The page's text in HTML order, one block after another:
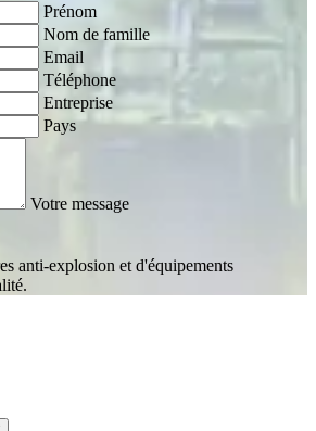
Prénom
Nom de famille
Email
Téléphone
Entreprise
Pays
Votre message
anti-explosion et d'équipements